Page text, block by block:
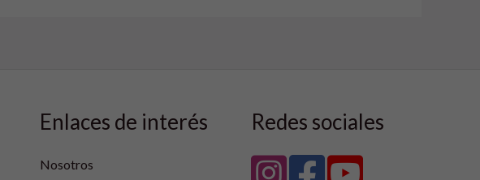
Enlaces de interés
Nosotros
Redes sociales